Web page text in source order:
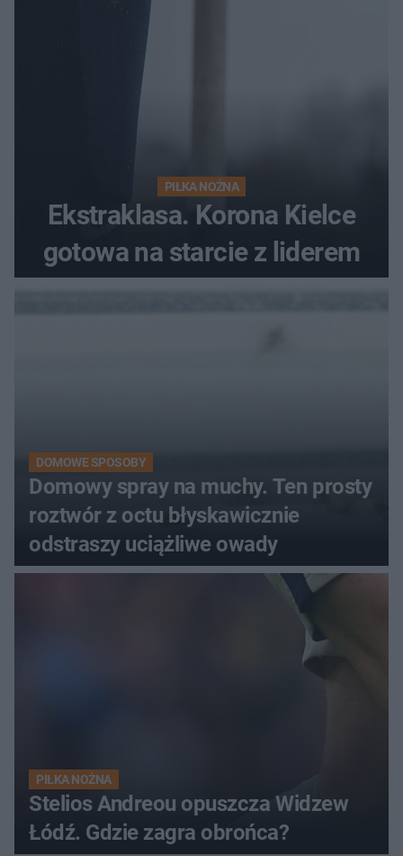
PIŁKA NOŻNA
Ekstraklasa. Korona Kielce
gotowa na starcie z liderem
DOMOWE SPOSOBY
Domowy spray na muchy. Ten prosty
roztwór z octu błyskawicznie
odstraszy uciążliwe owady
PIŁKA NOŻNA
Stelios Andreou opuszcza Widzew
Łódź. Gdzie zagra obrońca?